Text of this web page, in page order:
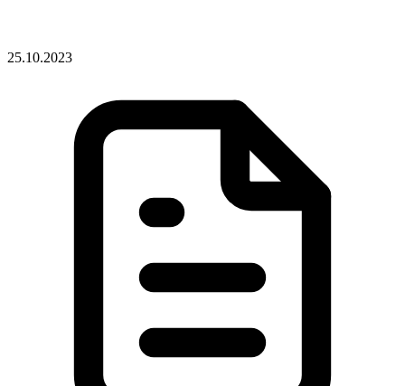
25.10.2023